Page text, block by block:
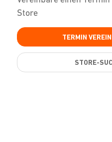
Store
TERMIN
STORE-